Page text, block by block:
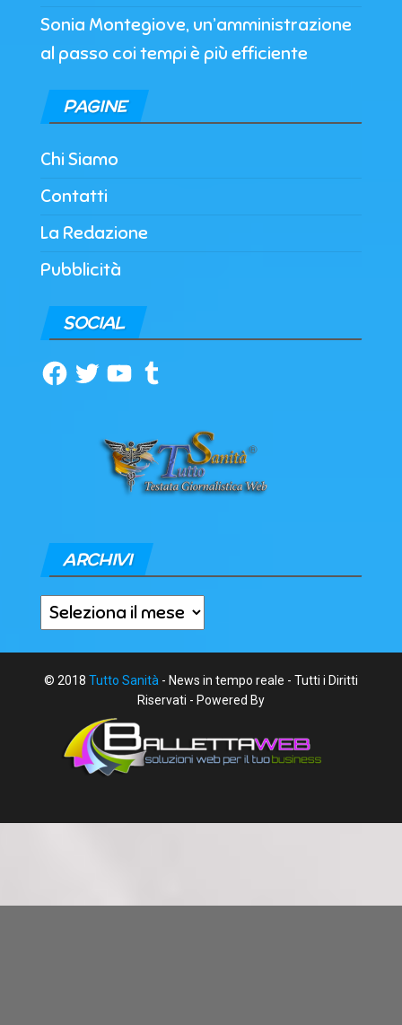
Sonia Montegiove, un’amministrazione
al passo coi tempi è più efficiente
PAGINE
Chi Siamo
Contatti
La Redazione
Pubblicità
SOCIAL
Facebook
TwitterYouTubeTumblr
ARCHIVI
Archivi
© 2018 Tutto Sanità - News in tempo reale - Tutti i Diritti
Riservati - Powered By